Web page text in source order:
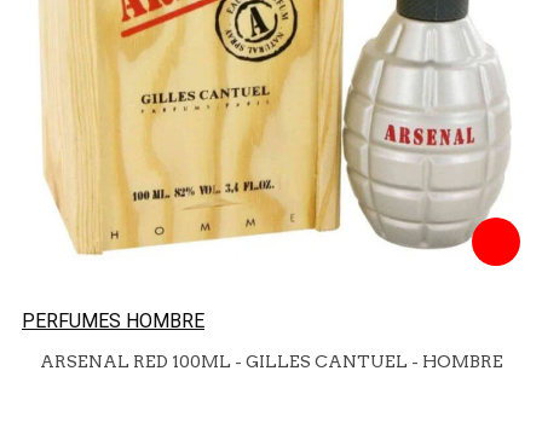
PERFUMES HOMBRE
ARSENAL RED 100ML - GILLES CANTUEL - HOMBRE